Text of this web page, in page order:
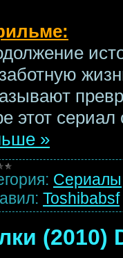
этот
»
Сериалы
Toshibabsf
(2010)